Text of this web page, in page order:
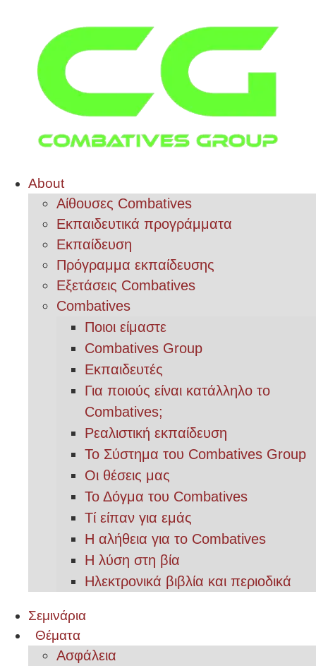
About
Αίθουσες Combatives
Εκπαιδευτικά προγράμματα
Εκπαίδευση
Πρόγραμμα εκπαίδευσης
Εξετάσεις Combatives
Combatives
Ποιοι είμαστε
Combatives Group
Εκπαιδευτές
Για ποιούς είναι κατάλληλο το
Combatives;
Ρεαλιστική εκπαίδευση
Το Σύστημα του Combatives Group
Οι θέσεις μας
Το Δόγμα του Combatives
Τί είπαν για εμάς
Η αλήθεια για το Combatives
Η λύση στη βία
Ηλεκτρονικά βιβλία και περιοδικά
Σεμινάρια
Θέματα
Ασφάλεια